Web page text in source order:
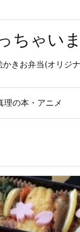
ちゃい
きお弁当(オリジ
理の本・アニメ